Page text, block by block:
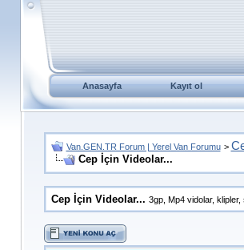
Anasayfa Kayıt ol
Van.GEN.TR Forum | Yerel Van Forumu >
Cep İçin Videolar...
Cep İçin Videolar... 3gp, Mp4 vidolar, klipler,